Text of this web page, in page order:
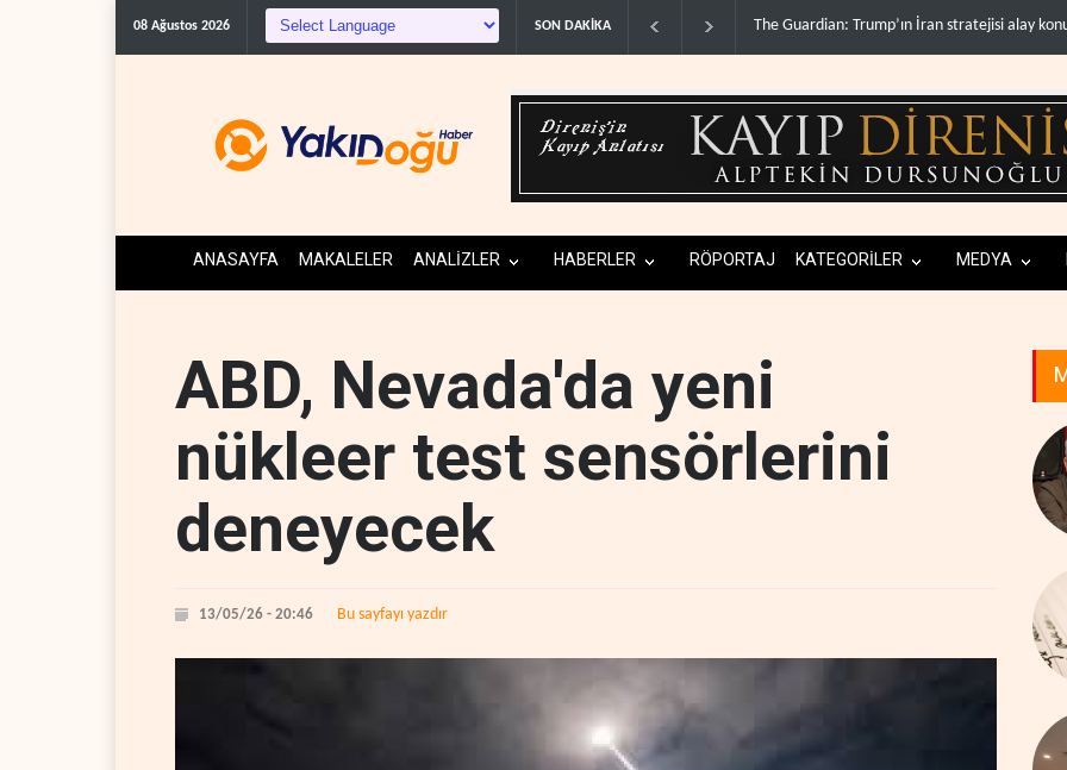
08 Ağustos 2026 SON DAKİKA
The Guardian: Trump’ın İran stratejisi alay konusu oldu.. Gazze’de ‘ateşkes’ sonrası 1.257 can
ANASAYFA MAKALELER ANALİZLER HABERLER RÖPORTAJ KATEGORİLER MEDYA
ABD, Nevada'da yeni
nükleer test sensörlerini
deneyecek
13/05/26 - 20:46 Bu sayfayı yazdır